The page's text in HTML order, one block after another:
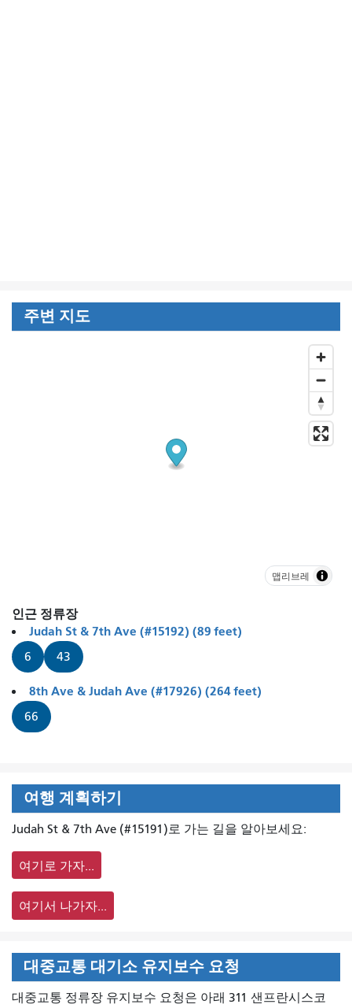
주변 지도
맵리브레
인근 정류장
Judah St & 7th Ave (#15192) (89 feet)
6 43
8th Ave & Judah Ave (#17926) (264 feet)
66
여행 계획하기
Judah St & 7th Ave (#15191)로 가는 길을 알아보세요:
여기로 가자...
여기서 나가자...
대중교통 대기소 유지보수 요청
대중교통 정류장 유지보수 요청은 아래 311 샌프란시스코